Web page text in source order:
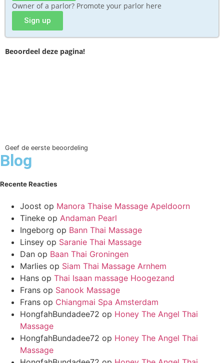
Owner of a parlor? Promote your parlor here
Sign up
Beoordeel deze pagina!
Geef de eerste beoordeling
Blog
Recente Reacties
Joost op Manora Thaise Massage Apeldoorn
Tineke op Andaman Pearl
Ingeborg op Bann Thai Massage
Linsey op Saranie Thai Massage
Dan op Baan Thai Groningen
Marlies op Siam Thai Massage Arnhem
Hans op Thai Isaan massage Hoogezand
Frans op Sanook Massage
Frans op Chiangmai Spa Amsterdam
HongfahBundadee72 op Honey The Angel Thai
Massage
HongfahBundadee72 op Honey The Angel Thai
Massage